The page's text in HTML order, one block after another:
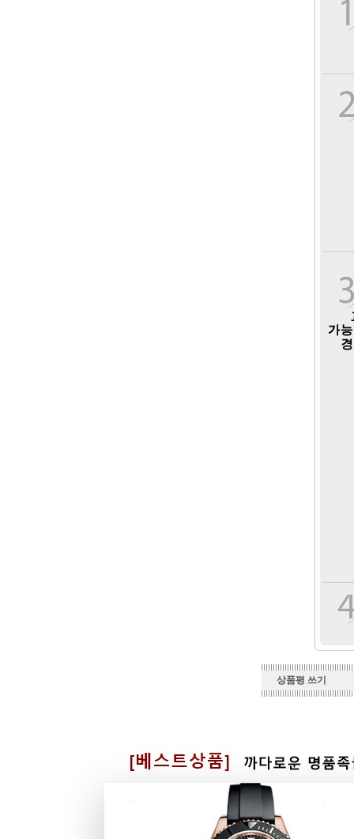
상품평 쓰기